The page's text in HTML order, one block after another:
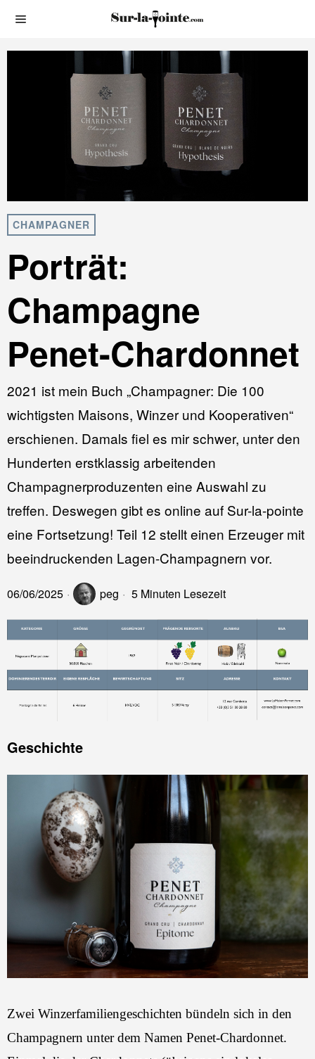
CHAMPAGNER
Porträt:
Champagne
Penet-Chardonnet
2021 ist mein Buch „Champagner: Die 100
wichtigsten Maisons, Winzer und Kooperativen“
erschienen. Damals fiel es mir schwer, unter den
Hunderten erstklassig arbeitenden
Champagnerproduzenten eine Auswahl zu
treffen. Deswegen gibt es online auf Sur-la-pointe
eine Fortsetzung! Teil 12 stellt einen Erzeuger mit
beeindruckenden Lagen-Champagnern vor.
06/06/2025 peg 5 Minuten Lesezeit
Geschichte
Zwei Winzerfamiliengeschichten bündeln sich in den
Champagnern unter dem Namen Penet-Chardonnet.